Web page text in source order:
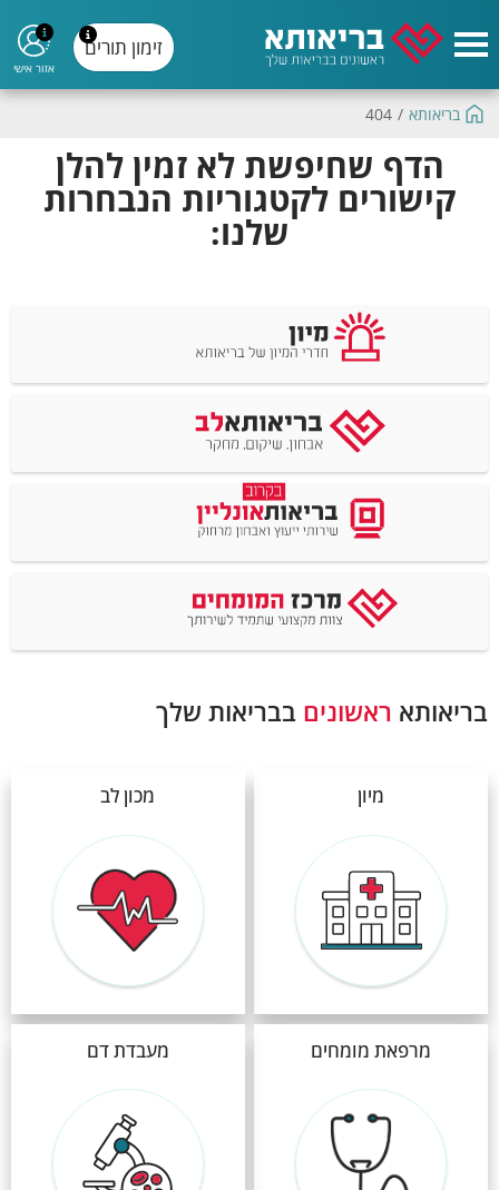
זימון תורים
אזור אישי
בריאותא /
404
הדף שחיפשת לא זמין להלן
קישורים לקטגוריות הנבחרות
שלנו:
בריאותא ראשונים בבריאות שלך
מיון מכון לב
מרפאת מומחים מעבדת דם